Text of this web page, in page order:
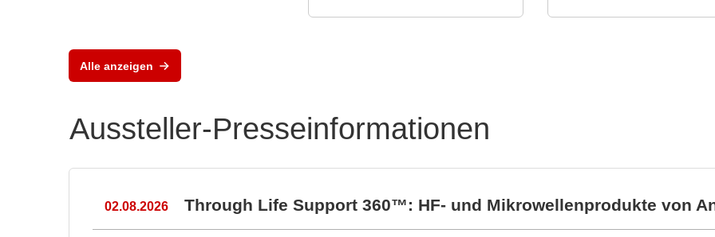
Alle anzeigen
Aussteller-Presseinformationen
02.08.2026 Through Life Support 360™: HF- und Mikrowellenprodukte von